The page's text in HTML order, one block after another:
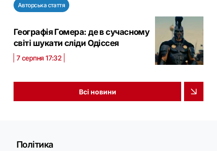
Авторська стаття
Географія Гомера: де в сучасному
світі шукати сліди Одіссея
7 серпня 17:32
Всі новини
Політика